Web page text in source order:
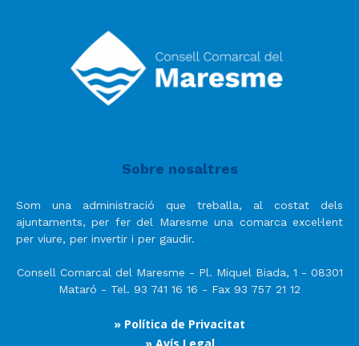
Sobre nosaltres
Som una administració que treballa, al costat dels
ajuntaments, per fer del Maresme una comarca excel·lent
per viure, per invertir i per gaudir.
Consell Comarcal del Maresme - Pl. Miquel Biada, 1 - 08301
Mataró - Tel. 93 741 16 16 - Fax 93 757 21 12
» Política de Privacitat